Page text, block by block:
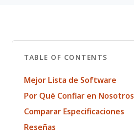
TABLE OF CONTENTS
Mejor Lista de Software
Por Qué Confiar en Nosotros
Comparar Especificaciones
Reseñas